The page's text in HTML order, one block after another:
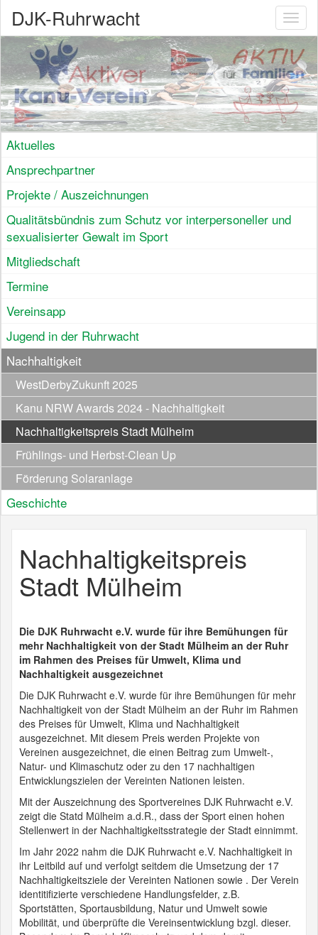
DJK-Ruhrwacht
Aktuelles
Ansprechpartner
Projekte / Auszeichnungen
Qualitätsbündnis zum Schutz vor interpersoneller und
sexualisierter Gewalt im Sport
Mitgliedschaft
Termine
Vereinsapp
Jugend in der Ruhrwacht
Nachhaltigkeit
WestDerbyZukunft 2025
Kanu NRW Awards 2024 - Nachhaltigkeit
Nachhaltigkeitspreis Stadt Mülheim
Frühlings- und Herbst-Clean Up
Förderung Solaranlage
Geschichte
Nachhaltigkeitspreis
Stadt Mülheim
Die DJK Ruhrwacht e.V. wurde für ihre Bemühungen für
mehr Nachhaltigkeit von der Stadt Mülheim an der Ruhr
im Rahmen des Preises für Umwelt, Klima und
Nachhaltigkeit ausgezeichnet
Die DJK Ruhrwacht e.V. wurde für ihre Bemühungen für mehr
Nachhaltigkeit von der Stadt Mülheim an der Ruhr im Rahmen
des Preises für Umwelt, Klima und Nachhaltigkeit
ausgezeichnet. Mit diesem Preis werden Projekte von
Vereinen ausgezeichnet, die einen Beitrag zum Umwelt-,
Natur- und Klimaschutz oder zu den 17 nachhaltigen
Entwicklungszielen der Vereinten Nationen leisten.
Mit der Auszeichnung des Sportvereines DJK Ruhrwacht e.V.
zeigt die Statd Mülheim a.d.R., dass der Sport einen hohen
Stellenwert in der Nachhaltigkeitsstrategie der Stadt einnimmt.
Im Jahr 2022 nahm die DJK Ruhrwacht e.V. Nachhaltigkeit in
ihr Leitbild auf und verfolgt seitdem die Umsetzung der 17
Nachhaltigkeitsziele der Vereinten Nationen sowie . Der Verein
identitifizierte verschiedene Handlungsfelder, z.B.
Sportstätten, Sportausbildung, Natur und Umwelt sowie
Mobilität, und überprüfte die Vereinsentwicklung bzgl. dieser.